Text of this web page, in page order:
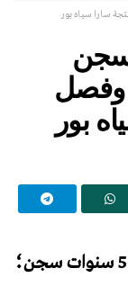
وفصل
بور
اقتياد ناهيد خداجو إلى السجن لتقضي 5 سنوات سجن؛